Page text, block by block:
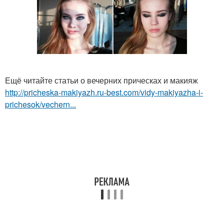
Ещё читайте статьи о вечерних прическах и макияж
http://pricheska-makiyazh.ru-best.com/vidy-makiyazha-i-
prichesok/vechern...